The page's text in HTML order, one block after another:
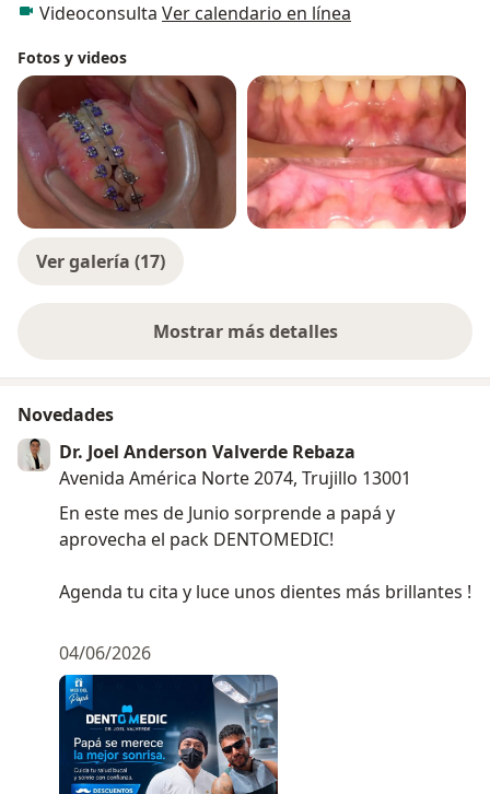
Videoconsulta Ver calendario en línea
Fotos y videos
Ver galería (17)
Mostrar más detalles
sobre la experiencia
Novedades
Dr. Joel Anderson Valverde Rebaza
Avenida América Norte 2074, Trujillo 13001
En este mes de Junio sorprende a papá y
aprovecha el pack DENTOMEDIC!
Agenda tu cita y luce unos dientes más brillantes !
04/06/2026